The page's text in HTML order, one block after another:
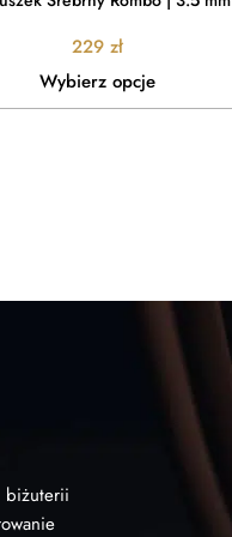
229 zł
Wybierz opcje
biżuterii